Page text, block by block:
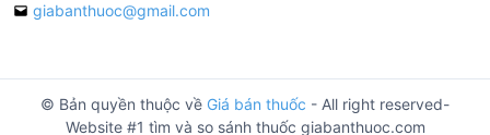
giabanthuoc@gmail.com
© Bản quyền thuộc về Giá bán thuốc - All right reserved-
Website #1 tìm và so sánh thuốc giabanthuoc.com